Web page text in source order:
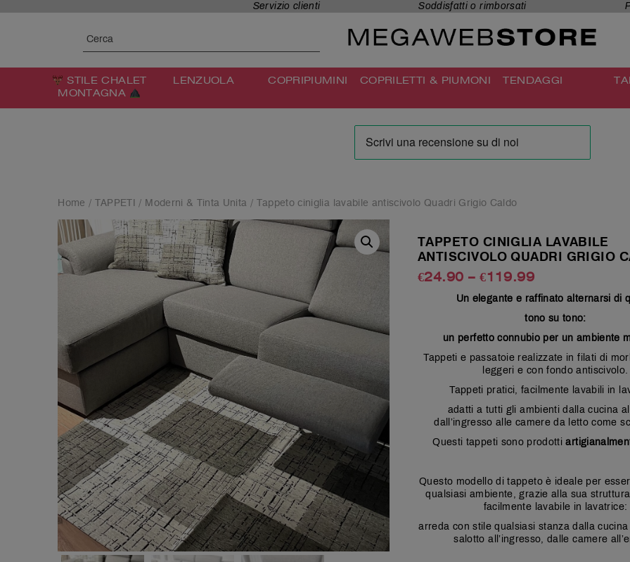
Servizio clienti Soddisfatti o rimborsati
for:
STILE CHALET
MONTAGNA
LENZUOLA COPRIPIUMINI COPRILETTI & PIUMONI TENDAGGI
Home / TAPPETI / Moderni & Tinta Unita / Tappeto ciniglia lavabile antiscivolo Quadri Grigio Caldo
TAPPETO CINIGLIA LAVABILE
ANTISCIVOLO QUADRI GRIGIO
€24.90 –€119.99
Un elegante e raffinato alternarsi di
tono su tono:
un perfetto connubio per un ambiente
Tappeti e passatoie realizzate in filati di
leggeri e con fondo antiscivolo.
Tappeti pratici, facilmente lavabili in
adatti a tutti gli ambienti dalla cucina
dall’ingresso alle camere da letto come
Questi tappeti sono prodotti
Questo modello di tappeto è ideale per
qualsiasi ambiente, grazie alla sua
facilmente lavabile in lavatrice:
arreda con stile qualsiasi stanza dalla cucina
salotto all’ingresso, dalle camere